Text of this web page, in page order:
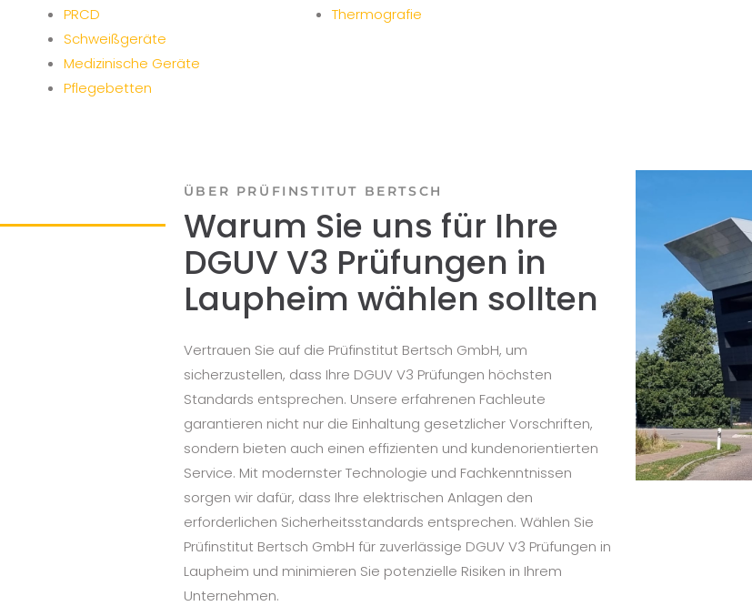
PRCD
Schweißgeräte
Medizinische Geräte
Pflegebetten
Thermografie
ÜBER PRÜFINSTITUT BERTSCH
Warum Sie uns für Ihre
DGUV V3 Prüfungen in
Laupheim wählen sollten
Vertrauen Sie auf die Prüfinstitut Bertsch GmbH, um
sicherzustellen, dass Ihre DGUV V3 Prüfungen höchsten
Standards entsprechen. Unsere erfahrenen Fachleute
garantieren nicht nur die Einhaltung gesetzlicher Vorschriften,
sondern bieten auch einen effizienten und kundenorientierten
Service. Mit modernster Technologie und Fachkenntnissen
sorgen wir dafür, dass Ihre elektrischen Anlagen den
erforderlichen Sicherheitsstandards entsprechen. Wählen Sie
Prüfinstitut Bertsch GmbH für zuverlässige DGUV V3 Prüfungen in
Laupheim und minimieren Sie potenzielle Risiken in Ihrem
Unternehmen.